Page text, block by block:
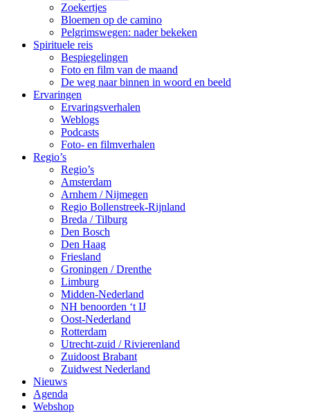
Zoekertjes
Bloemen op de camino
Pelgrimswegen: nader bekeken
Spirituele reis
Bespiegelingen
Foto en film van de maand
De weg naar binnen in woord en beeld
Ervaringen
Ervaringsverhalen
Weblogs
Podcasts
Foto- en filmverhalen
Regio’s
Regio’s
Amsterdam
Arnhem / Nijmegen
Regio Bollenstreek-Rijnland
Breda / Tilburg
Den Bosch
Den Haag
Friesland
Groningen / Drenthe
Limburg
Midden-Nederland
NH benoorden ‘t IJ
Oost-Nederland
Rotterdam
Utrecht-zuid / Rivierenland
Zuidoost Brabant
Zuidwest Nederland
Nieuws
Agenda
Webshop